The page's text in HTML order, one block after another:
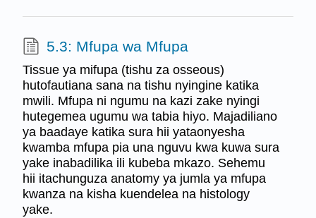
5.3: Mfupa wa Mfupa
Tissue ya mifupa (tishu za osseous)
hutofautiana sana na tishu nyingine katika
mwili. Mfupa ni ngumu na kazi zake nyingi
hutegemea ugumu wa tabia hiyo. Majadiliano
ya baadaye katika sura hii yataonyesha
kwamba mfupa pia una nguvu kwa kuwa sura
yake inabadilika ili kubeba mkazo. Sehemu
hii itachunguza anatomy ya jumla ya mfupa
kwanza na kisha kuendelea na histology
yake.